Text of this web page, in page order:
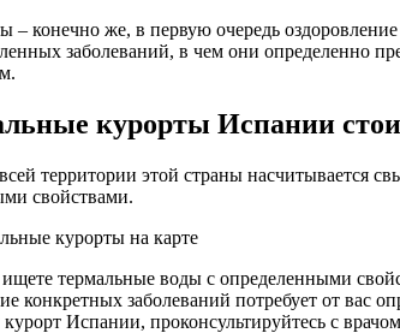
– конечно же, в первую очередь
заболеваний, в чем они определенно
курорты Испании
территории этой страны насчитывается
свойствами.
термальные воды с определенными
конкретных заболеваний потребует от вас
Испании, проконсультируйтесь с